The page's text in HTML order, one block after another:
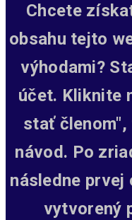
Chcete
obsahu tejto
výhodami?
účet. Kliknite
stať
návod. Po
následne prvej
vytvorený